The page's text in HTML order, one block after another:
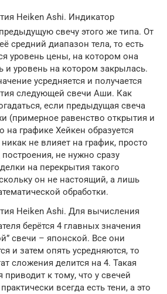
Heiken Ashi. Индикатор
свечу этого же типа. От
средний диапазон тела, то есть
уровень цены, на котором она
и уровень на котором закрылась.
усредняется и получается
следующей свечи Аши. Как
если предыдущая свеча
(примерное равенство открытия и
на графике Хейкен образуется
не влияет на график, просто
не нужно сразу
на перекрытия такого
он не настоящий, а лишь
обработки.
Heiken Ashi. Для вычисления
берётся 4 главных значения
свечи – японской. Все они
и затем опять усредняются, то
сложения делится на 4. Такая
приводит к тому, что у свечей
всегда есть тени, а это